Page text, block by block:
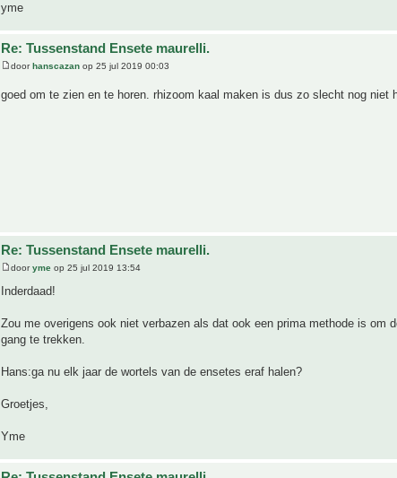
yme
Re: Tussenstand Ensete maurelli.
doorhanscazan op 25 jul 2019 00:03
goed om te zien en te horen. rhizoom kaal maken is dus zo slecht nog niet
Re: Tussenstand Ensete maurelli.
dooryme op 25 jul 2019 13:54
Inderdaad!
Zou me overigens ook niet verbazen als dat ook een prima methode is om
gang te trekken.
Hans:ga nu elk jaar de wortels van de ensetes eraf halen?
Groetjes,
Yme